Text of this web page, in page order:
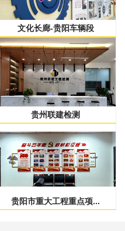
文化长廊-贵阳车辆段
贵州联建检测
贵阳市重大工程重点项...